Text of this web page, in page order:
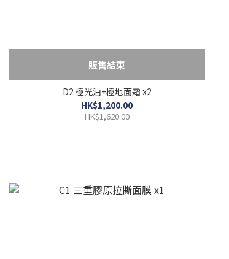
販售結束
D2 極光油+極地面霜 x2
HK$1,200.00
HK$1,620.00